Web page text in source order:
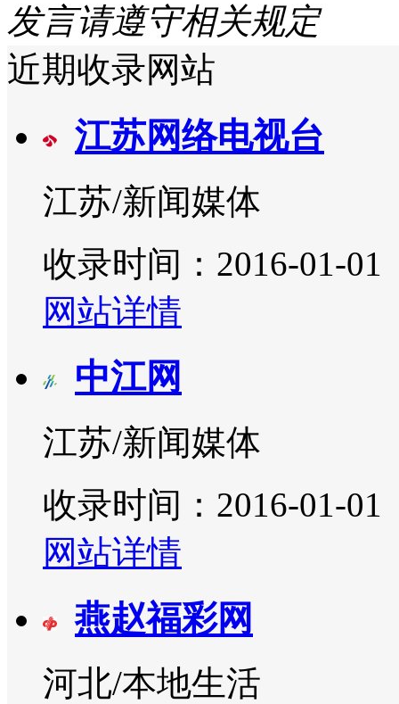
发言请遵守相关规定
近期收录网站
江苏网络电视台
江苏/新闻媒体
收录时间：2016-01-01
网站详情
中江网
江苏/新闻媒体
收录时间：2016-01-01
网站详情
燕赵福彩网
河北/本地生活